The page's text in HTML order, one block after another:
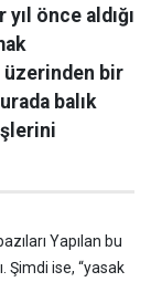
önce aldığı
üzerinden bir
balık
Yapılan bu
Şimdi ise, “yasak